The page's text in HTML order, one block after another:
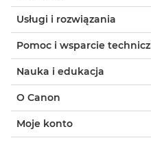
Usługi i rozwiązania
Pomoc i wsparcie
Nauka i edukacja
O Canon
Moje konto